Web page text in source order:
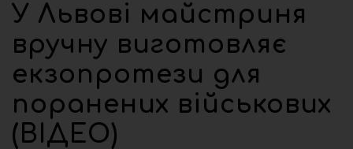
У Львові майстриня
вручну виготовляє
екзопротези для
поранених військових
(ВІДЕО)